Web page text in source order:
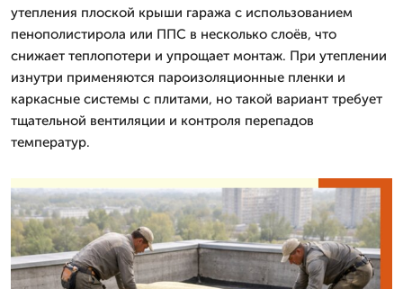
утепления плоской крыши гаража с использованием
пенополистирола или ППС в несколько слоёв, что
снижает теплопотери и упрощает монтаж. При утеплении
изнутри применяются пароизоляционные пленки и
каркасные системы с плитами, но такой вариант требует
тщательной вентиляции и контроля перепадов
температур.